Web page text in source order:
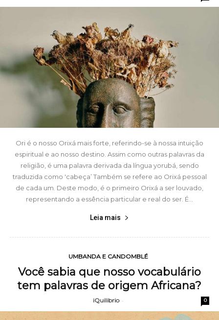
Ori é o nosso Orixá mais forte, referindo-se à nossa intuição
espiritual e ao nosso destino. Assim como outras palavras da
religião, é uma palavra derivada da língua yorubá, sendo
traduzida como 'cabeça’ Também se refere ao Orixá pessoal
de cada um. Deste modo, é o primeiro Orixá a ser louvado,
representando a essência particular e real do ser. É...
Leia mais
UMBANDA E CANDOMBLÉ
Você sabia que nosso vocabulário
tem palavras de origem Africana?
iQuilibrio - 0